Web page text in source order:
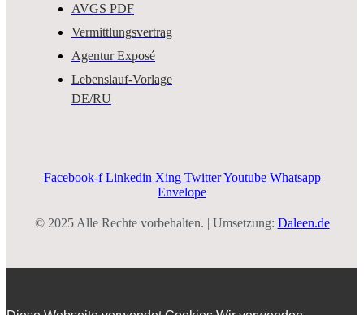
AVGS PDF
Vermittlungsvertrag
Agentur Exposé
Lebenslauf-Vorlage
DE/RU
Facebook-f Linkedin Xing Twitter Youtube Whatsapp
Envelope
© 2025 Alle Rechte vorbehalten. | Umsetzung: Daleen.de